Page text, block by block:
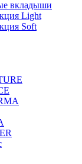
вкладыши
Light
Soft